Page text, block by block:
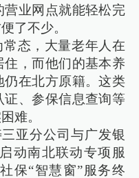
业网点就能轻松完
了不少。
常态，大量老年人在
，而他们的基本养
在北方原籍。这类
证、参保信息查询等
难。
亚分公司与广发银
动南北联动专项服
保“智慧窗”服务终